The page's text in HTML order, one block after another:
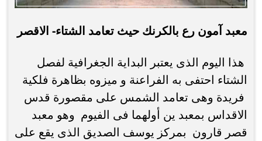
معبد آمون رع بالكرنك حيث تعامد الشتاء- الاقصر
هذا اليوم الذى يعتبر البداية الجغرافية لفصل
الشتاء احتفى به الفراعنة و ميزوه بظاهرة فلكية
فريدة وهى تعامد الشمس على مقصورة قدس
الاقداس بمعبد ين أولهما فى الفيوم وهو معبد
قصر قارون بمركز يوسف الصديق الذى يقع على